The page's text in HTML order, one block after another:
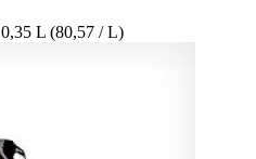
0,35 L (80,57 / L)